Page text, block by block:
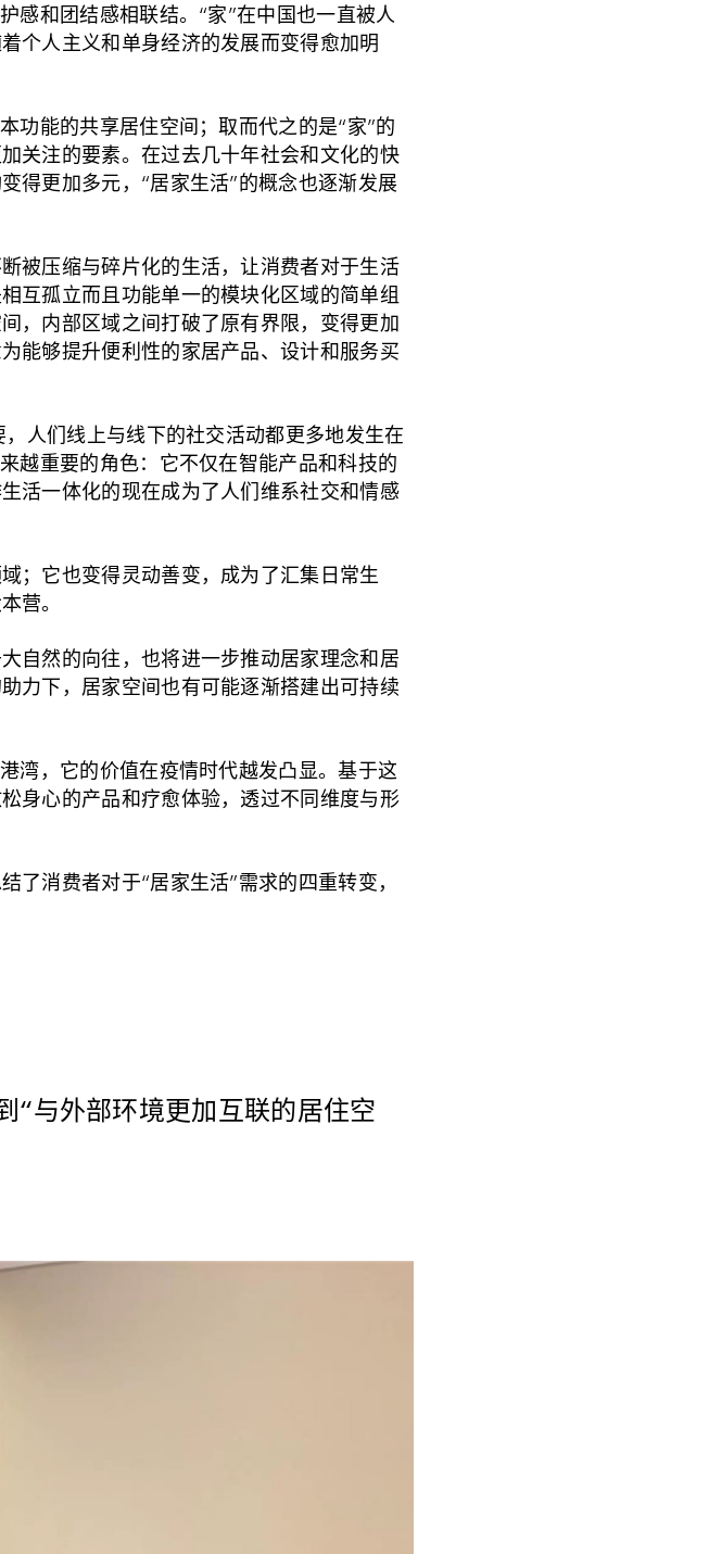
感和团结感相联结。“家”在中国也一直被人
个人主义和单身经济的发展而变得愈加明
功能的共享居住空间；取而代之的是“家”的
关注的要素。在过去几十年社会和文化的快
得更加多元，“居家生活”的概念也逐渐发展
被压缩与碎片化的生活，让消费者对于生活
互孤立而且功能单一的模块化区域的简单组
，内部区域之间打破了原有界限，变得更加
能够提升便利性的家居产品、设计和服务买
人们线上与线下的社交活动都更多地发生在
越重要的角色：它不仅在智能产品和科技的
活一体化的现在成为了人们维系社交和情感
；它也变得灵动善变，成为了汇集日常生
营。
自然的向往，也将进一步推动居家理念和居
力下，居家空间也有可能逐渐搭建出可持续
湾，它的价值在疫情时代越发凸显。基于这
身心的产品和疗愈体验，透过不同维度与形
了消费者对于“居家生活”需求的四重转变，
“与外部环境更加互联的居住空